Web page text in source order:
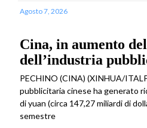
Agosto 7, 2026
Cina, in aumento
dell’industria
PECHINO (CINA) (XINHUA/
pubblicitaria cinese ha generato
di yuan (circa 147,27 miliardi di
semestre